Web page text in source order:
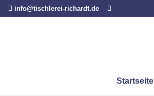
info@tischlerei-richardt.de
Startseite